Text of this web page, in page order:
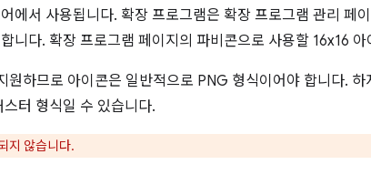
에서 사용됩니다. 확장 프로그램은 확장 프로그램 관리
니다. 확장 프로그램 페이지의 파비콘으로 사용할 16x16
원하므로 아이콘은 일반적으로 PNG 형식이어야 합니다.
터 형식일 수 있습니다.
지 않습니다.